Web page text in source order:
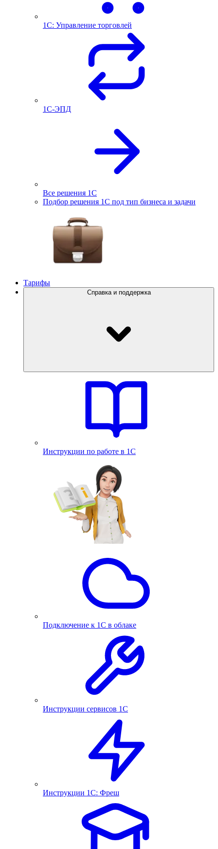
1С: Управление торговлей
1С-ЭПД
Все решения 1С
Подбор решения 1С под тип бизнеса и задачи
Тарифы
Справка и поддержка
Инструкции по работе в 1С
Подключение к 1С в облаке
Инструкции сервисов 1С
Инструкции 1С: Фреш